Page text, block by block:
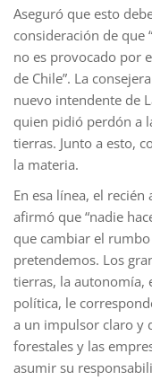
Aseguró que esto
consideración de que
no es provocado por
de Chile”. La
nuevo intendente de
quien pidió perdón a
tierras. Junto a esto,
la materia.
En esa línea, el
afirmó que “nadie
que cambiar el
pretendemos. Los
tierras, la autonomía,
política, le
a un impulsor claro y
forestales y las
asumir su